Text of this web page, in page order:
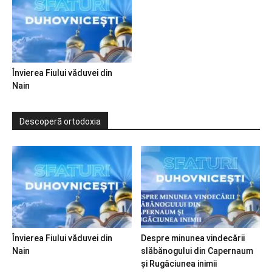
Învierea Fiului văduvei din
Nain
Descoperă ortodoxia
Învierea Fiului văduvei din
Nain
Despre minunea vindecării
slăbănogului din Capernaum
și Rugăciunea inimii